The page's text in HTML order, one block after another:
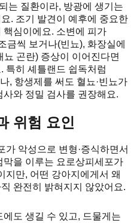
는 질환이라, 방광에 생기는
. 조기 발견이 예후에 중요한
핵심이에요. 소변에 피가
금씩 보거나(빈뇨), 화장실에
곤란) 증상이 이어진다면
특히 셰틀랜드 쉽독처럼
, 항생제를 써도 혈뇨·빈뇨가
와 정밀 검사를 권장해요.
위험 요인
악성으로 변형·증식하면서
을 이루는 요로상피세포가
지만, 어떤 강아지에게서 왜
완전히 밝혀지지 않았어요.
에도 생길 수 있고, 드물게는